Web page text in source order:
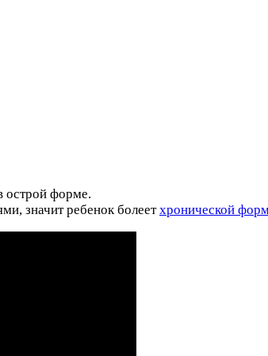
острой форме.
значит ребенок болеетхронической